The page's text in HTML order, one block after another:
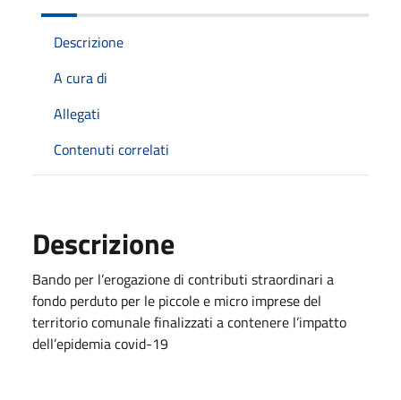
Descrizione
A cura di
Allegati
Contenuti correlati
Descrizione
Bando per l’erogazione di contributi straordinari a
fondo perduto per le piccole e micro imprese del
territorio comunale finalizzati a contenere l’impatto
dell’epidemia covid-19